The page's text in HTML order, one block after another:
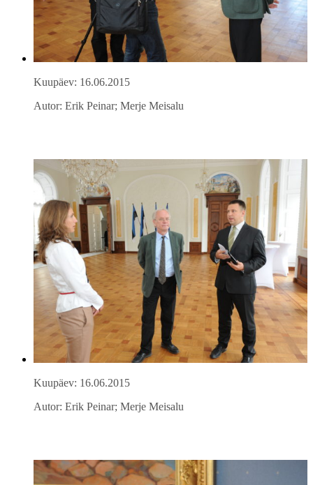
Kuupäev: 16.06.2015
Autor: Erik Peinar; Merje Meisalu
Kuupäev: 16.06.2015
Autor: Erik Peinar; Merje Meisalu